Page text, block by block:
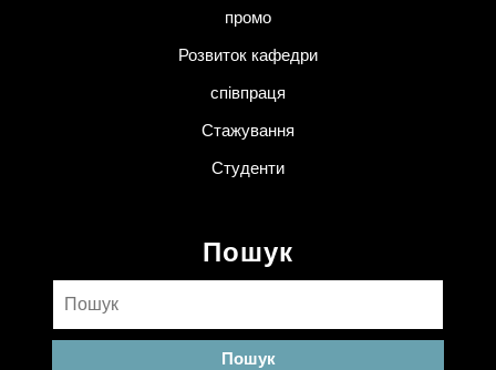
промо
Розвиток кафедри
співпраця
Стажування
Студенти
Пошук
Пошук: